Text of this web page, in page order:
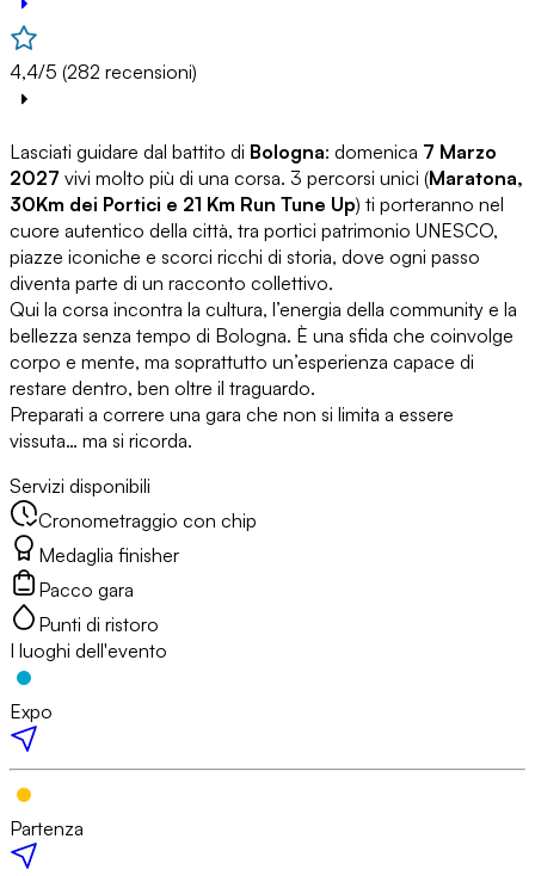
4,4/5 (282 recensioni)
Lasciati guidare dal battito di Bologna: domenica 7 Marzo
2027 vivi molto più di una corsa. 3 percorsi unici (Maratona,
30Km dei Portici e 21 Km Run Tune Up) ti porteranno nel
cuore autentico della città, tra portici patrimonio UNESCO,
piazze iconiche e scorci ricchi di storia, dove ogni passo
diventa parte di un racconto collettivo.
Qui la corsa incontra la cultura, l’energia della community e la
bellezza senza tempo di Bologna. È una sfida che coinvolge
corpo e mente, ma soprattutto un’esperienza capace di
restare dentro, ben oltre il traguardo.
Preparati a correre una gara che non si limita a essere
vissuta… ma si ricorda.
Servizi disponibili
Cronometraggio con chip
Medaglia finisher
Pacco gara
Punti di ristoro
I luoghi dell'evento
Expo
Partenza